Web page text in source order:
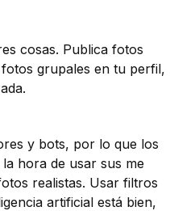
cosas. Publica fotos
grupales en tu perfil,
y bots, por lo que los
hora de usar sus me
realistas. Usar filtros
artificial está bien,